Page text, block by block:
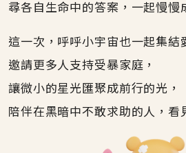
尋各自生命中的答案，一起慢慢
這一次，呼呼小宇宙也一起集結
邀請更多人支持受暴家庭，
讓微小的星光匯聚成前行的光，
陪伴在黑暗中不敢求助的人，看